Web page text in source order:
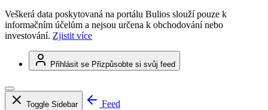
Veškerá data poskytovaná na portálu Bulios slouží pouze k
informačním účelům a nejsou určena k obchodování nebo
investování. Zjistit více
Přihlásit se Přizpůsobte si svůj feed
Toggle Sidebar
Feed